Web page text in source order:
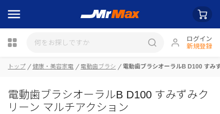
ログイン
新規登録
トップ 健康・美容家電 電動歯ブラシ 電動歯ブラシオーラルB D100 すみ
電動歯ブラシオーラルB D100 すみずみク
リーン マルチアクション